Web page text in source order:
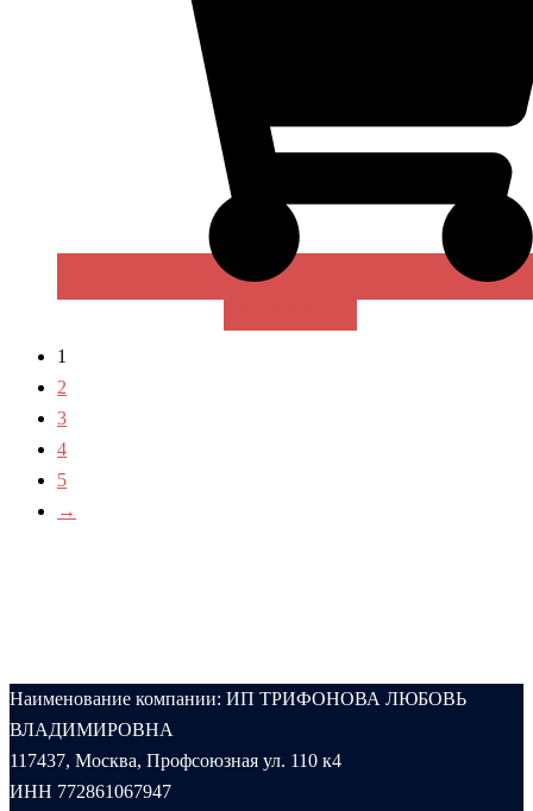
1
2
3
4
5
→
Наименование компании: ИП ТРИФОНОВА ЛЮБОВЬ
ВЛАДИМИРОВНА
117437, Москва, Профсоюзная ул. 110 к4
ИНН 772861067947